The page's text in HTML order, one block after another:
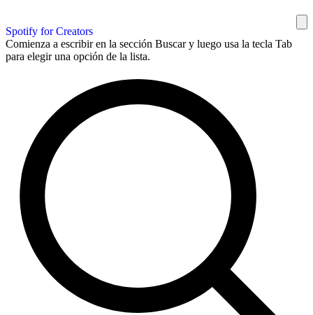
Spotify for Creators
Comienza a escribir en la sección Buscar y luego usa la tecla Tab
para elegir una opción de la lista.